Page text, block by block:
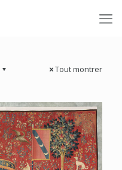
Tout montrer